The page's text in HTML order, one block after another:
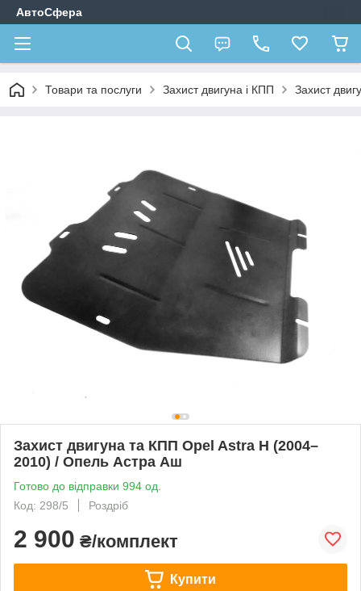
АвтоСфера
Товари та послуги Захист двигуна і КПП Захист
Захист двигуна та КПП Opel Astra H (2004–
2010) / Опель Астра Аш
Готово до відправки 994 од.
Код: 298/5
Роздріб
2 900 ₴/комплект
Купити